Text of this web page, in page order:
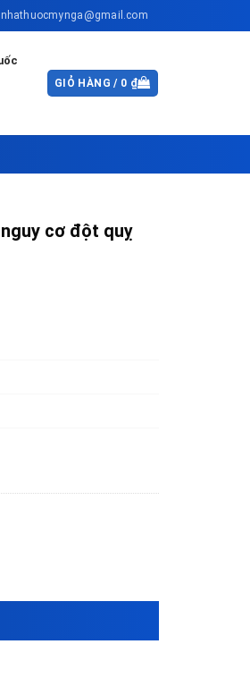
nhathuocmynga@gmail.com
GIỎ HÀNG / 0 ₫
cơ đột quỵ